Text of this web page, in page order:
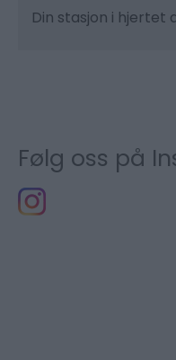
Din stasjon i hjertet
Følg oss på